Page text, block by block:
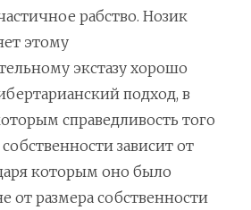
рабство. Нозик
этому
экстазу хорошо
подход, в
справедливость того
зависит от
которым оно было
от размера собственности